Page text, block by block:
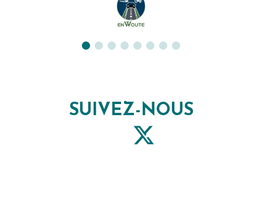
SUIVEZ-NOUS